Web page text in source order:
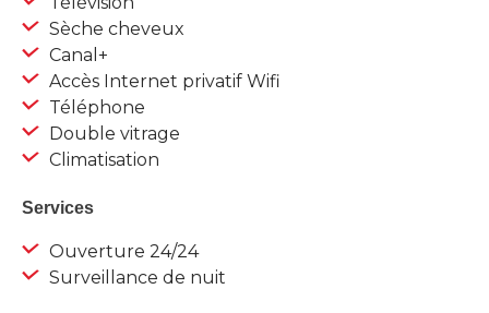
Sèche cheveux
Canal+
Accès Internet privatif Wifi
Téléphone
Double vitrage
Climatisation
Services
Ouverture 24/24
Surveillance de nuit